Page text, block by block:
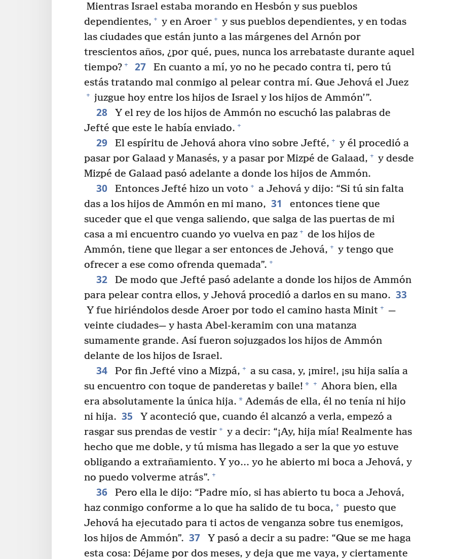
Mientras Israel estaba morando en Hesbón y sus pueblos
dependientes, + y en Aroer + y sus pueblos dependientes, y en todas
las ciudades que están junto a las márgenes del Arnón por
trescientos años, ¿por qué, pues, nunca los arrebataste durante aquel
tiempo? + 27
En cuanto a mí, yo no he pecado contra ti, pero tú
estás tratando mal conmigo al pelear contra mí. Que Jehová el Juez
+ juzgue hoy entre los hijos de Israel y los hijos de Ammón’”.
28
Y el rey de los hijos de Ammón no escuchó las palabras de
Jefté que este le había enviado. +
29 El espíritu de Jehová ahora vino sobre Jefté, + y él procedió a
pasar por Galaad y Manasés, y a pasar por Mizpé de Galaad, + y desde
Mizpé de Galaad pasó adelante a donde los hijos de Ammón.
30 Entonces Jefté hizo un voto + a Jehová y dijo: “Si tú sin falta
das a los hijos de Ammón en mi mano, 31
entonces tiene que
suceder que el que venga saliendo, que salga de las puertas de mi
casa a mi encuentro cuando yo vuelva en paz + de los hijos de
Ammón, tiene que llegar a ser entonces de Jehová, + y tengo que
ofrecer a ese como ofrenda quemada”. +
32
De modo que Jefté pasó adelante a donde los hijos de Ammón
para pelear contra ellos, y Jehová procedió a darlos en su mano. 33
Y fue hiriéndolos desde Aroer por todo el camino hasta Minit + —
veinte ciudades— y hasta Abel-keramim con una matanza
sumamente grande. Así fueron sojuzgados los hijos de Ammón
delante de los hijos de Israel.
34 Por fin Jefté vino a Mizpá, + a su casa, y, ¡mire!, ¡su hija salía a
su encuentro con toque de panderetas y baile! * + Ahora bien, ella
era absolutamente la única hija. * Además de ella, él no tenía ni hijo
ni hija. 35
Y aconteció que, cuando él alcanzó a verla, empezó a
rasgar sus prendas de vestir + y a decir: “¡Ay, hija mía! Realmente has
hecho que me doble, y tú misma has llegado a ser la que yo estuve
obligando a extrañamiento. Y yo.⁠.⁠. yo he abierto mi boca a Jehová, y
no puedo volverme atrás”. +
36
Pero ella le dijo: “Padre mío, si has abierto tu boca a Jehová,
haz conmigo conforme a lo que ha salido de tu boca, + puesto que
Jehová ha ejecutado para ti actos de venganza sobre tus enemigos,
los hijos de Ammón”. 37
Y pasó a decir a su padre: “Que se me haga
esta cosa: Déjame por dos meses, y deja que me vaya, y ciertamente